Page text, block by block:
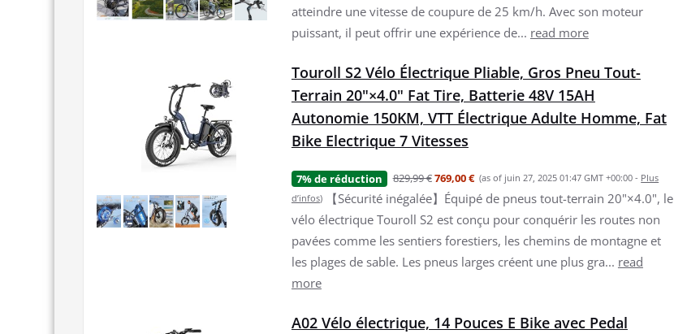
atteindre une vitesse de coupure de 25 km/h. Avec son moteur
puissant, il peut offrir une expérience de... read more
Touroll S2 Vélo Électrique Pliable, Gros Pneu Tout-
Terrain 20"×4.0" Fat Tire, Batterie 48V 15AH
Autonomie 150KM, VTT Électrique Adulte Homme, Fat
Bike Electrique 7 Vitesses
7% de réduction 829,99 €769,00 € (as of juin 27, 2025 01:47 GMT +00:00 - Plus
d’infos)
【Sécurité inégalée】Équipé de pneus tout-terrain 20"×4.0", le
vélo électrique Touroll S2 est conçu pour conquérir les routes non
pavées comme les sentiers forestiers, les chemins de montagne et
les plages de sable. Les pneus larges créent une plus gra... read
more
A02 Vélo électrique, 14 Pouces E Bike avec Pedal